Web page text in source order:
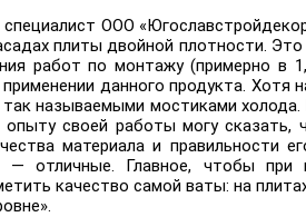
ООО
плиты двойной плотности.
работ по монтажу (примерно в
данного продукта. Хотя
называемыми мостиками
своей работы могу сказать,
материала и
отличные. Главное, чтобы при
качество самой ваты: на